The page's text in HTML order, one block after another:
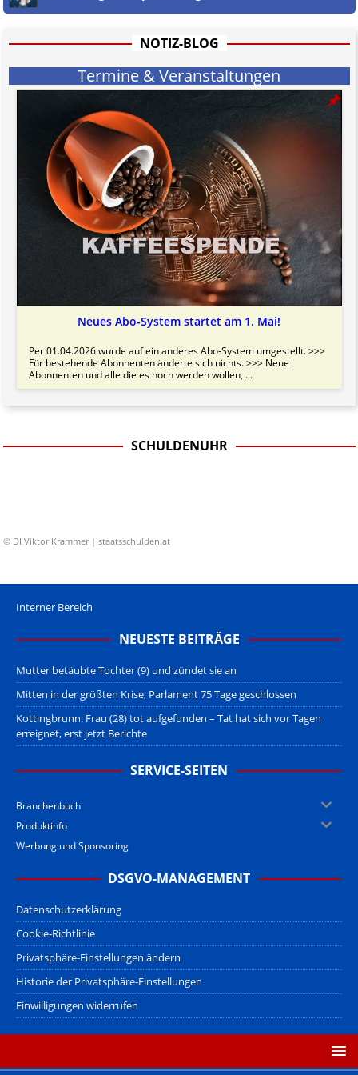
hat aufgrund der nicht Vertrags-gebundenen Wirksamkeit hpts.
Bitte beachten Sie in dem Zusammenhang auch unsereAGB.
NOTIZ-BLOG
Termine & Veranstaltungen
Neues Abo-System startet am 1. Mai!
Per 01.04.2026 wurde auf ein anderes Abo-System umgestellt. >>>
Für bestehende Abonnenten änderte sich nichts. >>> Neue
Abonnenten und alle die es noch werden wollen, ...
SCHULDENUHR
© DI Viktor Krammer | staatsschulden.at
Interner Bereich
NEUESTE BEITRÄGE
Mutter betäubte Tochter (9) und zündet sie an
Mitten in der größten Krise, Parlament 75 Tage geschlossen
Kottingbrunn: Frau (28) tot aufgefunden – Tat hat sich vor Tagen
erreignet, erst jetzt Berichte
SERVICE-SEITEN
Branchenbuch
Produktinfo
Werbung und Sponsoring
DSGVO-MANAGEMENT
Datenschutzerklärung
Cookie-Richtlinie
Privatsphäre-Einstellungen ändern
Historie der Privatsphäre-Einstellungen
Einwilligungen widerrufen